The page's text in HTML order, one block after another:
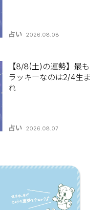
占い 2026.08.08
【8/8(土)の運勢】最も
ラッキーなのは2/4生ま
れ
占い 2026.08.07